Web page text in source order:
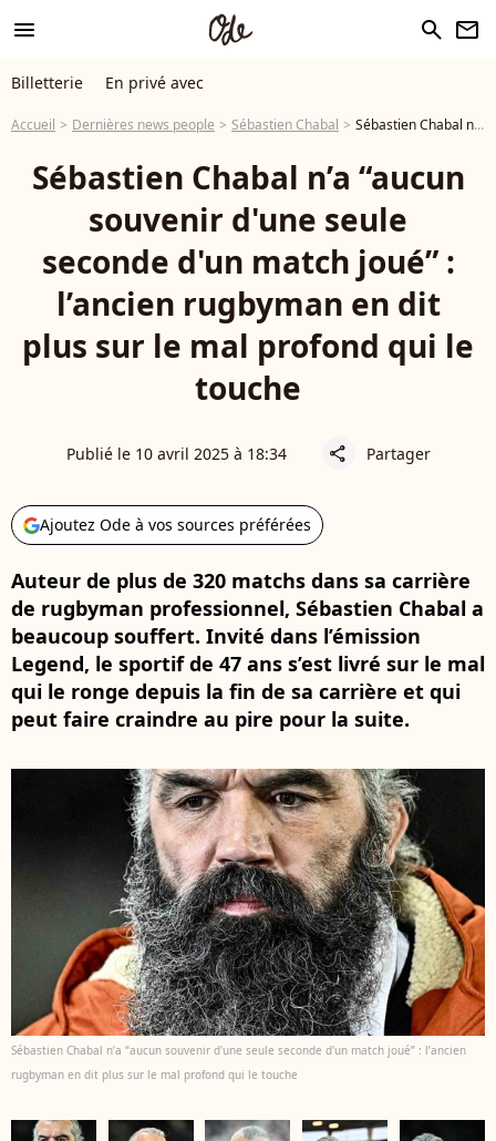
menu search newsletter
Billetterie En privé avec
Accueil Dernières news people Sébastien Chabal Sébastien Chabal n’a “aucun souvenir d'une seule seconde d'un match joué” : l’ancien rugbyman en dit plus sur le mal profond qui le touche
Sébastien Chabal n’a “aucun
souvenir d'une seule
seconde d'un match joué” :
l’ancien rugbyman en dit
plus sur le mal profond qui le
touche
Publié le 10 avril 2025 à 18:34 share Partager
Ajoutez Ode à vos sources préférées
Auteur de plus de 320 matchs dans sa carrière
de rugbyman professionnel, Sébastien Chabal a
beaucoup souffert. Invité dans l’émission
Legend, le sportif de 47 ans s’est livré sur le mal
qui le ronge depuis la fin de sa carrière et qui
peut faire craindre au pire pour la suite.
Sébastien Chabal n’a “aucun souvenir d'une seule seconde d'un match joué” : l’ancien
rugbyman en dit plus sur le mal profond qui le touche